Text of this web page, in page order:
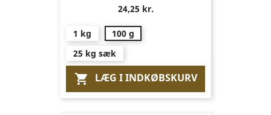
24,25 kr.
1 kg
100 g
25 kg sæk
 LÆG I INDKØBSKURV